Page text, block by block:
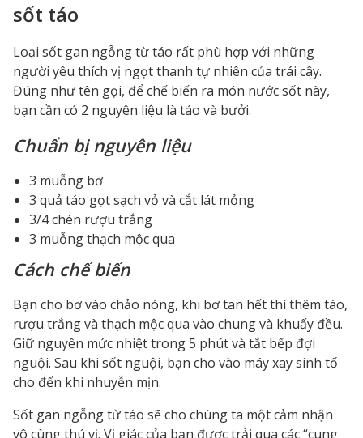
sốt táo
Loại sốt gan ngỗng từ táo rất phù hợp với những
người yêu thích vị ngọt thanh tự nhiên của trái cây.
Đúng như tên gọi, để chế biến ra món nước sốt này,
bạn cần có 2 nguyên liệu là táo và bưởi.
Chuẩn bị nguyên liệu
3 muỗng bơ
3 quả táo gọt sạch vỏ và cắt lát mỏng
3/4 chén rượu trắng
3 muỗng thạch mộc qua
Cách chế biến
Bạn cho bơ vào chảo nóng, khi bơ tan hết thì thêm táo,
rượu trắng và thạch mộc qua vào chung và khuấy đều.
Giữ nguyên mức nhiệt trong 5 phút và tắt bếp đợi
nguội. Sau khi sốt nguội, bạn cho vào máy xay sinh tố
cho đến khi nhuyễn mịn.
Sốt gan ngỗng từ táo sẽ cho chúng ta một cảm nhận
vô cùng thú vị. Vị giác của bạn được trải qua các “cung